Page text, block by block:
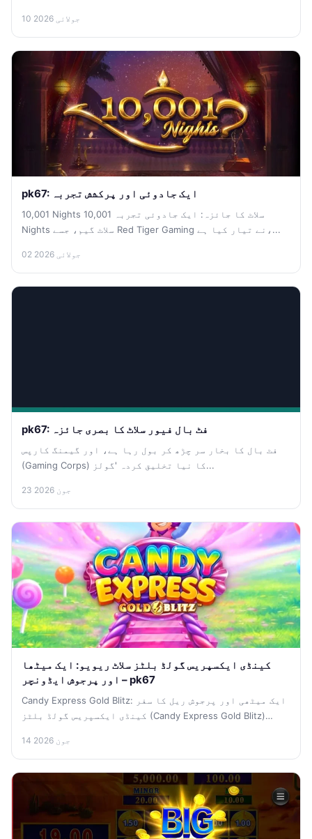
10 جولائی 2026
pk67: ایک جادوئی اور پرکشش تجربہ
10,001 Nights سلاٹ کا جائزہ: ایک جادوئی تجربہ 10,001
Nights سلاٹ گیم، جسے Red Tiger Gaming نے تیار کیا ہے،...
02 جولائی 2026
pk67: فٹ بال فیور سلاٹ کا بصری جائزہ
فٹ بال کا بخار سر چڑھ کر بول رہا ہے، اور گیمنگ کارپس
(Gaming Corps) کا نیا تخلیق کردہ 'گولز...
23 جون 2026
کینڈی ایکسپریس گولڈ بلٹز سلاٹ ریویو: ایک میٹھا
اور پرجوش ایڈونچر – pk67
Candy Express Gold Blitz: ایک میٹھی اور پرجوش ریل کا سفر
کینڈی ایکسپریس گولڈ بلٹز (Candy Express Gold Blitz)
14 جون 2026